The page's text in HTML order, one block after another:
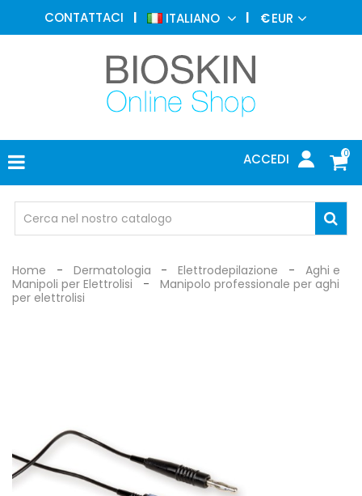
CONTATTACI ITALIANO €EUR
0
ACCEDI
MEDICINA
ESTETICA
DERMATOLOGIA
FOTOTERAPIA
ELETTROMEDICALI
MEDICO
OCCHIALI
DI
Home Dermatologia Elettrodepilazione
Aghi e
Manipoli per Elettrolisi
Manipolo professionale per aghi
per elettrolisi